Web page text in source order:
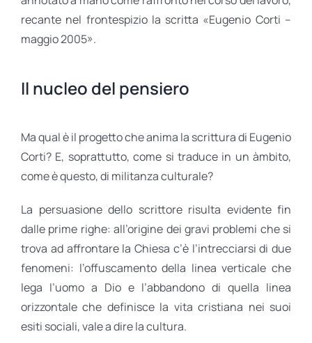
recante nel frontespizio la scritta «Eugenio Corti –
maggio 2005».
Il nucleo del pensiero
Ma qual è il progetto che anima la scrittura di Eugenio
Corti? E, soprattutto, come si traduce in un àmbito,
come è questo, di militanza culturale?
La persuasione dello scrittore risulta evidente fin
dalle prime righe: all’origine dei gravi problemi che si
trova ad affrontare la Chiesa c’è l’intrecciarsi di due
fenomeni: l’offuscamento della linea verticale che
lega l’uomo a Dio e l’abbandono di quella linea
orizzontale che definisce la vita cristiana nei suoi
esiti sociali, vale a dire la cultura.